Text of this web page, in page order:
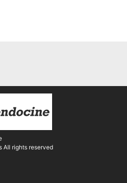
All rights reserved